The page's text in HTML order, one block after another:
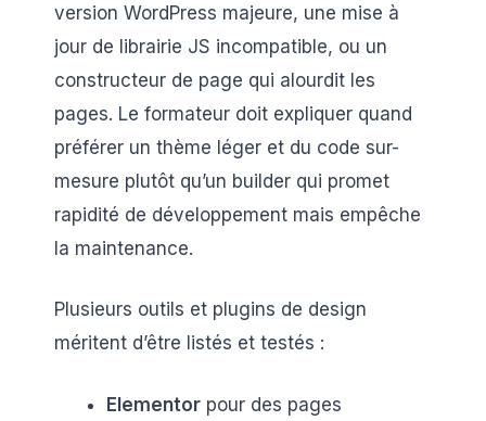
version WordPress majeure, une mise à
jour de librairie JS incompatible, ou un
constructeur de page qui alourdit les
pages. Le formateur doit expliquer quand
préférer un thème léger et du code sur-
mesure plutôt qu’un builder qui promet
rapidité de développement mais empêche
la maintenance.
Plusieurs outils et plugins de design
méritent d’être listés et testés :
Elementor pour des pages